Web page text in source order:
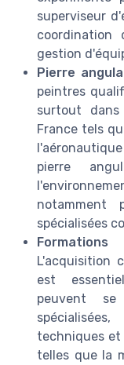
superviseur
gestion
Pierre
peintres
surtout
France tels
pierre
notamment
spécialisées
L'acquisition
est
peuvent
techniques et
telles que la